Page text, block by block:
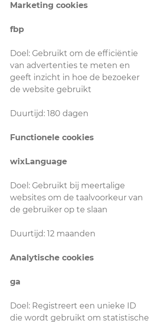
Marketing cookies
fbp
Doel: Gebruikt om de efficiëntie
van advertenties te meten en
geeft inzicht in hoe de bezoeker
de website gebruikt
Duurtijd: 180 dagen
Functionele cookies
wixLanguage
Doel: Gebruikt bij meertalige
websites om de taalvoorkeur van
de gebruiker op te slaan
Duurtijd: 12 maanden
Analytische cookies
ga
Doel: Registreert een unieke ID
die wordt gebruikt om statistische